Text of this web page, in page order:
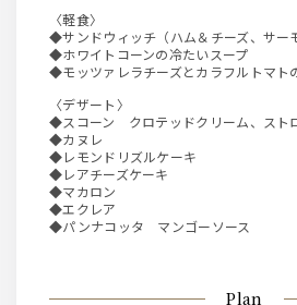
〈軽食〉
◆サンドウィッチ（ハム＆チーズ、サー
◆ホワイトコーンの冷たいスープ
◆モッツァレラチーズとカラフルトマト
〈デザート〉
◆スコーン クロテッドクリーム、スト
◆カヌレ
◆レモンドリズルケーキ
◆レアチーズケーキ
◆マカロン
◆エクレア
◆パンナコッタ マンゴーソース
Plan